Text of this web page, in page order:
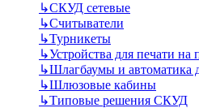
↳СКУД сетевые
↳Считыватели
↳Турникеты
↳Устройства для печати на
↳Шлагбаумы и автоматика
↳Шлюзовые кабины
↳Типовые решения СКУД